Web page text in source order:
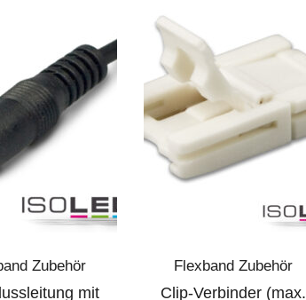
Zubehör
mit
Flexband Zubehör
Clip-Verbinder (max.